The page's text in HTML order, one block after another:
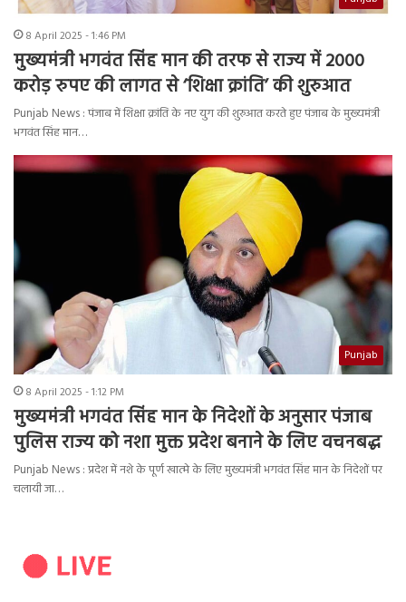
8 April 2025 - 1:46 PM
मुख्यमंत्री भगवंत सिंह मान की तरफ से राज्य में 2000
करोड़ रुपए की लागत से ‘शिक्षा क्रांति’ की शुरुआत
Punjab News : पंजाब में शिक्षा क्रांति के नए युग की शुरुआत करते हुए पंजाब के मुख्यमंत्री
भगवंत सिंह मान…
Punjab
8 April 2025 - 1:12 PM
मुख्यमंत्री भगवंत सिंह मान के निदेशों के अनुसार पंजाब
पुलिस राज्य को नशा मुक्त प्रदेश बनाने के लिए वचनबद्ध
Punjab News : प्रदेश में नशे के पूर्ण खात्मे के लिए मुख्यमंत्री भगवंत सिंह मान के निदेशों पर
चलायी जा…